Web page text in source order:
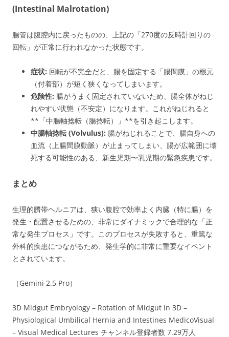
(Intestinal Malrotation)
腸管は腹腔内に戻ったものの、上記の「270度の反時計回りの
回転」が正常に行われなかった状態です。
症状: 回転が不完全だと、腸を固定する「腸間膜」の根元
（付着部）が短く狭くなってしまいます。
危険性: 腸がうまく固定されていないため、腸全体がねじ
れやすい状態（不安定）になります。これがねじれると
**「中腸軸捻転（腸捻転）」**を引き起こします。
中腸軸捻転 (Volvulus): 腸がねじれることで、腸自身への
血流（上腸間膜動脈）が止まってしまい、腸が広範囲に壊
死する可能性のある、新生児期〜乳児期の緊急疾患です。
まとめ
生理的臍帯ヘルニアは、狭い腹腔で効率よく内臓（特に腸）を
発生・配置させるための、非常にダイナミックで合理的な「正
常な発生プロセス」です。このプロセスが失敗すると、重篤な
外科的疾患につながるため、発生学的に非常に重要なイベント
とされています。
（Gemini 2.5 Pro）
3D Midgut Embryology – Rotation of Midgut in 3D –
Physiological Umbilical Hernia and Intestines MedicoVisual
– Visual Medical Lectures チャンネル登録者数 7.29万人